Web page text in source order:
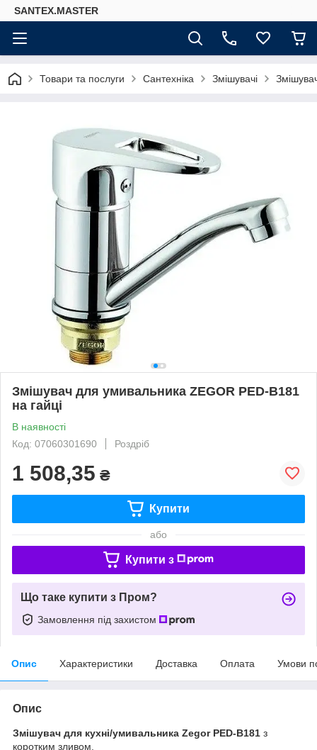
SANTEX.MASTER
Товари та послуги Сантехніка Змішувачі
Змішувач для умивальника ZEGOR PED-В181
на гайці
В наявності
Код: 07060301690
Роздріб
1 508,35 ₴
Купити
або
Купити з
Що таке купити з Пром?
Замовлення під захистом
Опис Характеристики Доставка Оплата Умови
Опис
Змішувач для кухні/умивальника Zegor PED-B181 з
коротким зливом.